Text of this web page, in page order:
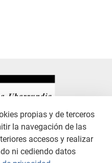
AVISO LEGAL
POLÍTICA DE PRIVACIDAD
ACCESIBILIDAD
propias y de terceros
la navegación de las
accesos y realizar
ni cediendo datos